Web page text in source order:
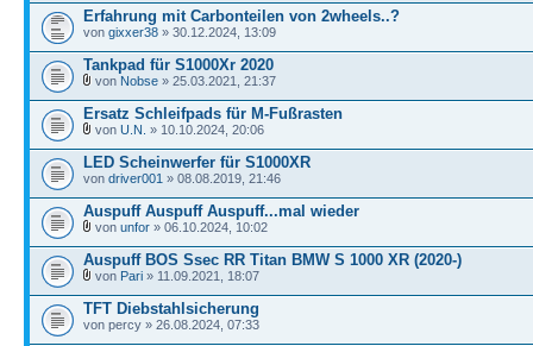
Erfahrung mit Carbonteilen von 2wheels..?
von gixxer38 » 30.12.2024, 13:09
Tankpad für S1000Xr 2020
von Nobse » 25.03.2021, 21:37
Ersatz Schleifpads für M-Fußrasten
von U.N. » 10.10.2024, 20:06
LED Scheinwerfer für S1000XR
von driver001 » 08.08.2019, 21:46
Auspuff Auspuff Auspuff...mal wieder
von unfor » 06.10.2024, 10:02
Auspuff BOS Ssec RR Titan BMW S 1000 XR (2020-)
von Pari » 11.09.2021, 18:07
TFT Diebstahlsicherung
von percy » 26.08.2024, 07:33